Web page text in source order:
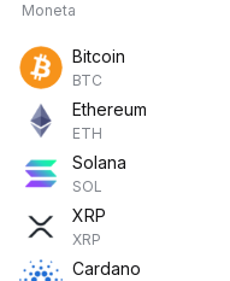
Moneta
Bitcoin
BTC
Ethereum
ETH
Solana
SOL
XRP
XRP
Cardano